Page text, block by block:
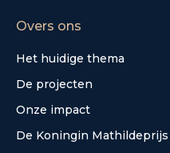
Overs ons
Het huidige thema
De projecten
Onze impact
De Koningin Mathildeprijs